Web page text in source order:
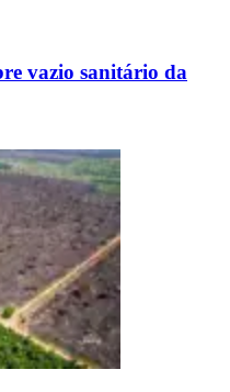
vazio sanitário da